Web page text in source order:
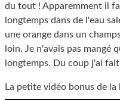
du tout ! Apparemment il
longtemps dans de l'eau
une orange dans un
loin. Je n'avais pas mangé
longtemps. Du coup j'ai
La petite vidéo bonus de